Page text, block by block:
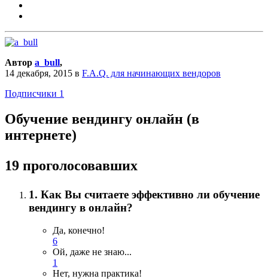
Автор a_bull,
14 декабря, 2015 в F.A.Q. для начинающих вендоров
Подписчики 1
Обучение вендингу онлайн (в
интернете)
19 проголосовавших
1. Как Вы считаете эффективно ли обучение
вендингу в онлайн?
Да, конечно!
6
Ой, даже не знаю...
1
Нет, нужна практика!